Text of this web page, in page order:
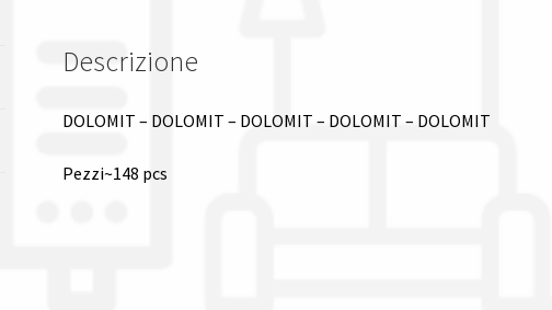
Descrizione
DOLOMIT – DOLOMIT – DOLOMIT – DOLOMIT – DOLOMIT
Pezzi~148 pcs